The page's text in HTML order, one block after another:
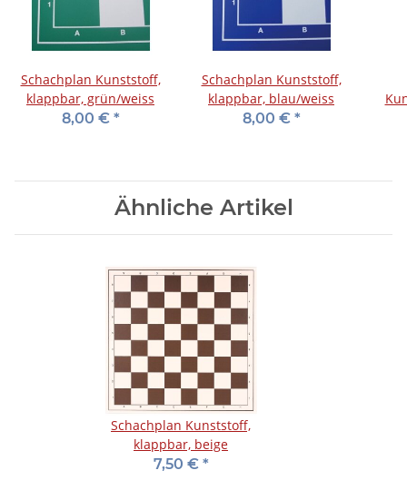
Schachplan Kunststoff,
klappbar, grün/weiss
8,00 € *
Schachplan Kunststoff,
klappbar, blau/weiss
8,00 € *
Ähnliche Artikel
Schachplan Kunststoff,
klappbar, beige
7,50 € *